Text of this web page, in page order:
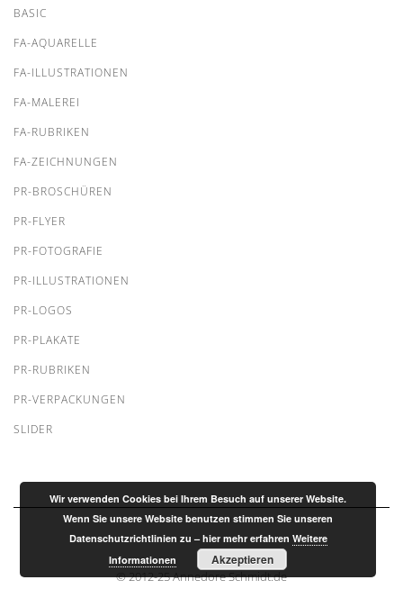
BASIC
FA-AQUARELLE
FA-ILLUSTRATIONEN
FA-MALEREI
FA-RUBRIKEN
FA-ZEICHNUNGEN
PR-BROSCHÜREN
PR-FLYER
PR-FOTOGRAFIE
PR-ILLUSTRATIONEN
PR-LOGOS
PR-PLAKATE
PR-RUBRIKEN
PR-VERPACKUNGEN
SLIDER
© 2012-25 Annedore Schmidt.de
Wir verwenden Cookies bei Ihrem Besuch auf unserer Website.
Wenn Sie unsere Website benutzen stimmen Sie unseren
Datenschutzrichtlinien zu – hier mehr erfahren Weitere
Informationen
Akzeptieren